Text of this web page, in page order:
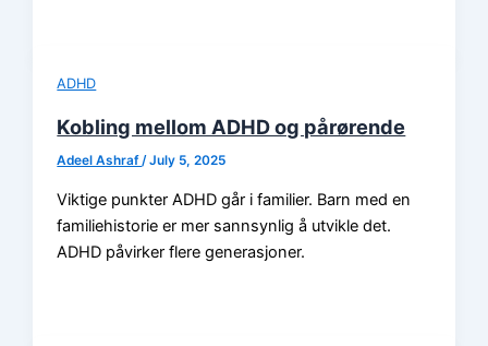
ADHD
Kobling mellom ADHD og pårørende
Adeel Ashraf/July 5, 2025
Viktige punkter ADHD går i familier. Barn med en
familiehistorie er mer sannsynlig å utvikle det.
ADHD påvirker flere generasjoner.